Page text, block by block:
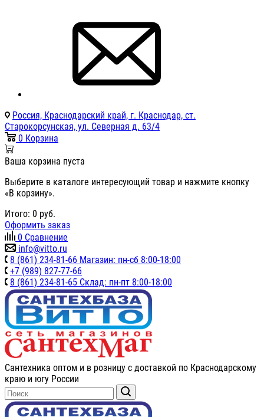
Россия, Краснодарский край, г. Краснодар, ст.
Старокорсунская, ул. Северная д. 63/4
0 Корзина
Ваша корзина пуста
Выберите в каталоге интересующий товар и нажмите кнопку
«В корзину».
Итого: 0 руб.
Оформить заказ
0 Сравнение
info@vitto.ru
8 (861) 234-81-66 Магазин: пн-сб 8:00-18:00
+7 (989) 827-77-66
8 (861) 234-81-65 Склад: пн-пт 8:00-18:00
Сантехника оптом и в розницу с доставкой по Краснодарскому
краю и югу России